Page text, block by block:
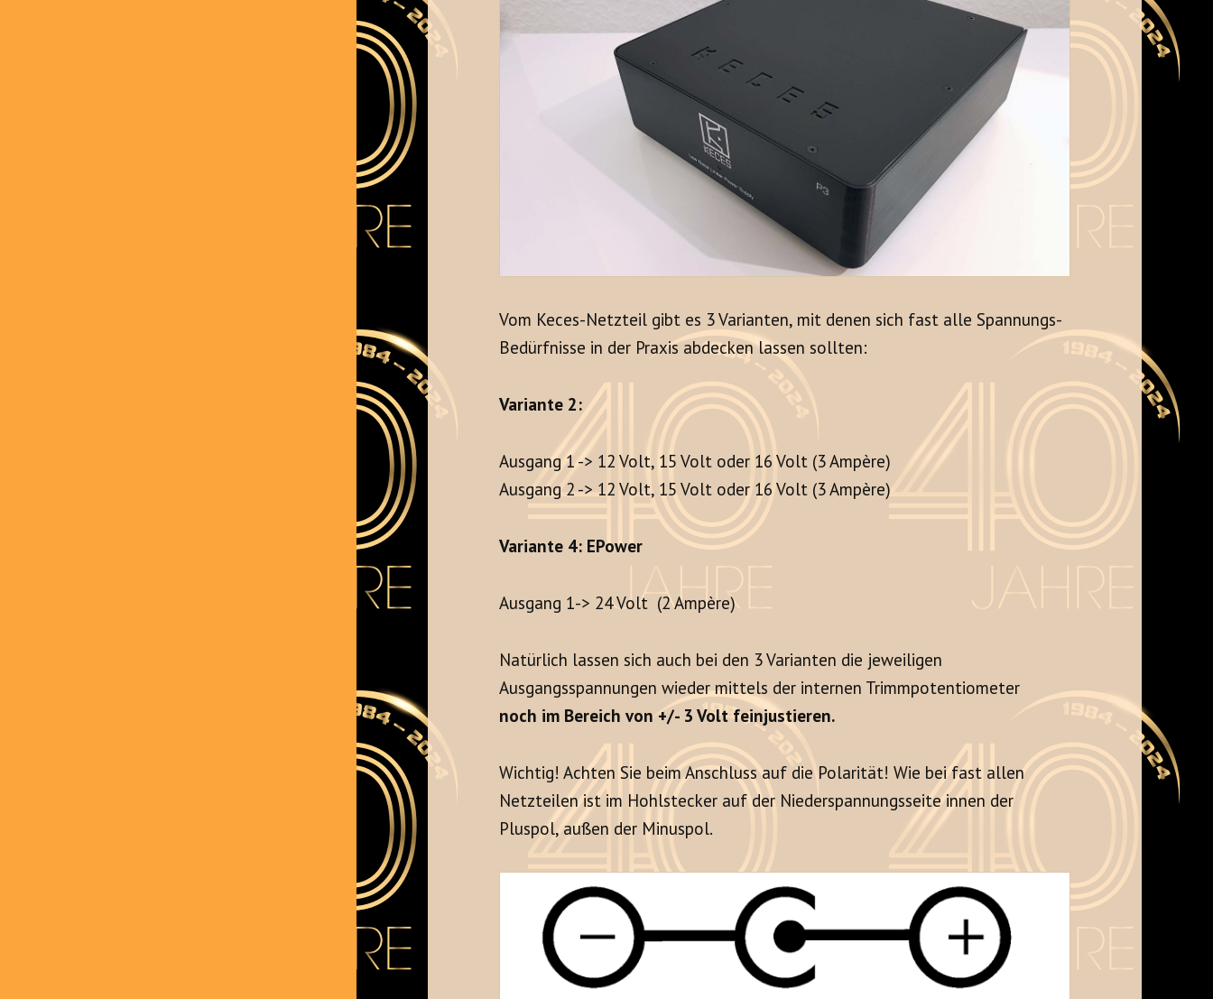
Vom Keces-Netzteil gibt es 3 Varianten, mit denen sich fast alle Spannungs-
Bedürfnisse in der Praxis abdecken lassen sollten:
Variante 2:
Ausgang 1 -> 12 Volt, 15 Volt oder 16 Volt (3 Ampère)
Ausgang 2 -> 12 Volt, 15 Volt oder 16 Volt (3 Ampère)
Variante 4: EPower
Ausgang 1-> 24 Volt (2 Ampère)
Natürlich lassen sich auch bei den 3 Varianten die jeweiligen
Ausgangsspannungen wieder mittels der internen Trimmpotentiometer
noch im Bereich von +/- 3 Volt feinjustieren.
Wichtig! Achten Sie beim Anschluss auf die Polarität! Wie bei fast allen
Netzteilen ist im Hohlstecker auf der Niederspannungsseite innen der
Pluspol, außen der Minuspol.